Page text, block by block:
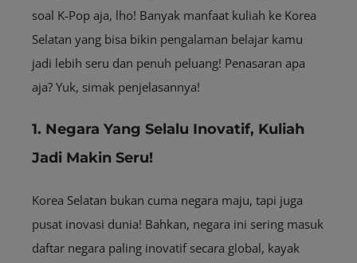
soal K-Pop aja, lho! Banyak manfaat kuliah ke Korea
Selatan yang bisa bikin pengalaman belajar kamu
jadi lebih seru dan penuh peluang! Penasaran apa
aja? Yuk, simak penjelasannya!
1. Negara Yang Selalu Inovatif, Kuliah
Jadi Makin Seru!
Korea Selatan bukan cuma negara maju, tapi juga
pusat inovasi dunia! Bahkan, negara ini sering masuk
daftar negara paling inovatif secara global, kayak